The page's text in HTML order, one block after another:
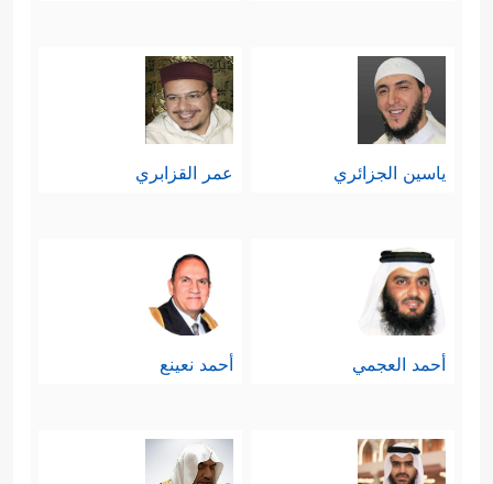
ياسين الجزائري عمر القزابري
أحمد العجمي أحمد نعينع